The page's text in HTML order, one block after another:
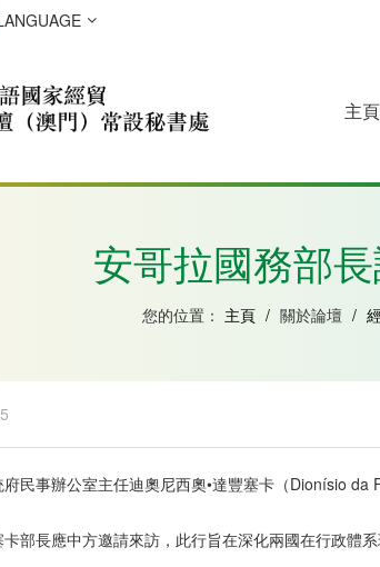
巴西 佛得角
主頁
安哥拉國務部
您的位置： 主頁 / 關於論壇 /
民事辦公室主任迪奧尼西奧•達豐塞卡（Dionísio
部長應中方邀請來訪，此行旨在深化兩國在行政體